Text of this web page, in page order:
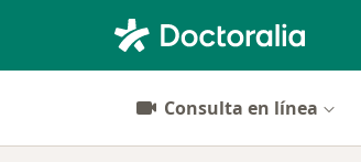
Consulta en línea